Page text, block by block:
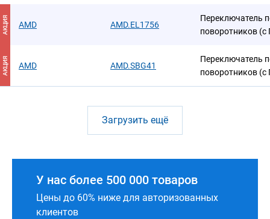
АКЦИЯ AMD AMD.EL1756
Переключатель
поворотников
АКЦИЯ AMD AMD.SBG41
Переключатель
поворотников
Загрузить ещё
У нас более 500 000 товаров
Цены до 60% ниже для авторизованных
клиентов